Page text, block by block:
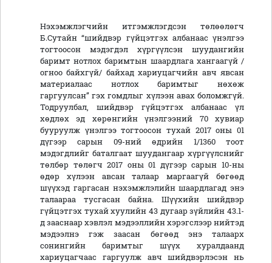
Нэхэмжлэгчийн итгэмжлэгдсэн төлөөлөгч
Б.Сутайн “шийдвэр гүйцэтгэх албанаас үнэлгээ
тогтоосон мэдэгдэл хүргүүлсэн шуудангийн
баримт нотлох баримтын шаардлага хангаагүй /
огноо байхгүй/ байхад хариуцагчийн авч явсан
материалаас нотлох баримтыг нөхөж
гаргуулсан” гэх гомдлыг хүлээн авах боломжгүй.
Тодруулбал, шийдвэр гүйцэтгэх албанаас үл
хөдлөх эд хөрөнгийн үнэлгээний 70 хувиар
бууруулж үнэлгээ тогтоосон тухай 2017 оны 01
дүгээр сарын 09-ний өдрийн 1/1360 тоот
мэдэгдлийг баталгаат шуудангаар хүргүүлснийг
төлбөр төлөгч 2017 оны 01 дүгээр сарын 10-ны
өдөр хүлээн авсан талаар маргаагүй бөгөөд
шүүхэд гаргасан нэхэмжлэлийн шаардлагад энэ
талаараа тусгасан байна. Шүүхийн шийдвэр
гүйцэтгэх тухай хуулийн 43 дугаар зүйлийн 43.1-
д зааснаар хэвлэл мэдээллийн хэрэгслээр нийтэд
мэдээлнэ гэж заасан бөгөөд энэ талаарх
сонингийн баримтыг шүүх хуралдаанд
хариуцагчаас гаргуулж авч шийдвэрлэсэн нь